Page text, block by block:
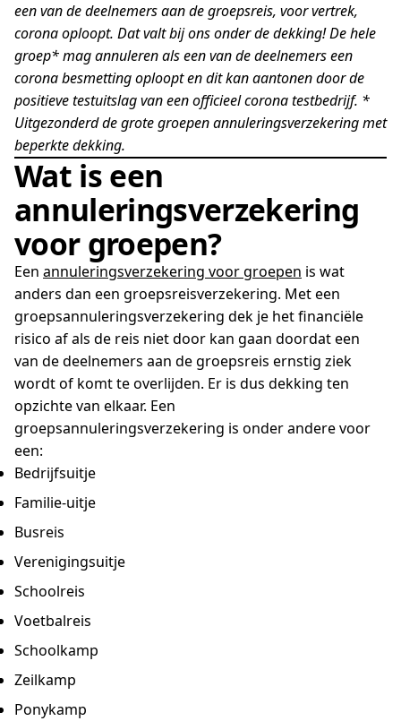
een van de deelnemers aan de groepsreis, voor vertrek,
corona oploopt. Dat valt bij ons onder de dekking! De hele
groep* mag annuleren als een van de deelnemers een
corona besmetting oploopt en dit kan aantonen door de
positieve testuitslag van een officieel corona testbedrijf. *
Uitgezonderd de grote groepen annuleringsverzekering met
beperkte dekking.
Wat is een
annuleringsverzekering
voor groepen?
Een annuleringsverzekering voor groepen is wat
anders dan een groepsreisverzekering. Met een
groepsannuleringsverzekering dek je het financiële
risico af als de reis niet door kan gaan doordat een
van de deelnemers aan de groepsreis ernstig ziek
wordt of komt te overlijden. Er is dus dekking ten
opzichte van elkaar. Een
groepsannuleringsverzekering is onder andere voor
een:
Bedrijfsuitje
Familie-uitje
Busreis
Verenigingsuitje
Schoolreis
Voetbalreis
Schoolkamp
Zeilkamp
Ponykamp